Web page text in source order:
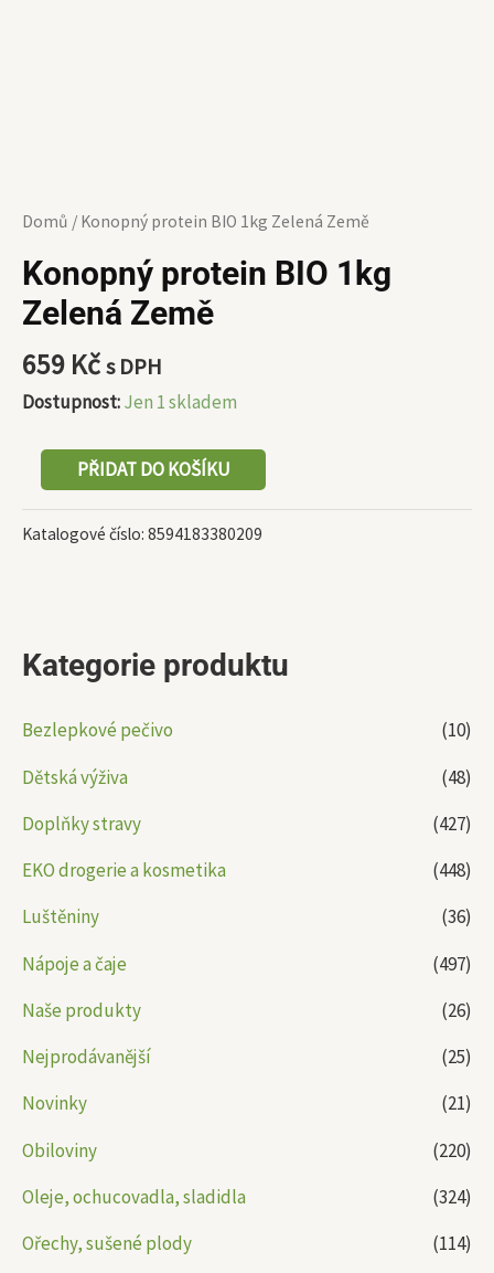
Kategorie produktu
Bezlepkové pečivo
(10)
Dětská výživa
(48)
Doplňky stravy
(427)
EKO drogerie a kosmetika
(448)
Luštěniny
(36)
Nápoje a čaje
(497)
Naše produkty
(26)
Nejprodávanější
(25)
Novinky
(21)
Obiloviny
(220)
Oleje, ochucovadla, sladidla
(324)
Ořechy, sušené plody
(114)
Domů / Konopný protein BIO 1kg Zelená Země
Konopný protein BIO 1kg
Zelená Země
659 Kčs DPH
Dostupnost:Jen 1 skladem
PŘIDAT DO KOŠÍKU
Katalogové číslo: 8594183380209